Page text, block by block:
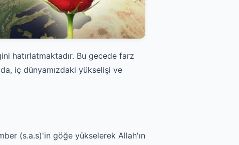
hatırlatmaktadır. Bu gecede farz
iç dünyamızdaki yükselişi ve
(s.a.s)'in göğe yükselerek Allah'ın